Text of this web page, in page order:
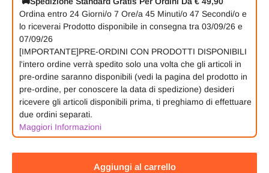
Ordina entro 24 Giorni/o 7 Ore/a 45 Minuti/o 46 Secondi/o e
lo riceverai Prodotto disponibile in consegna tra 03/09/26 e
07/09/26
[IMPORTANTE]PRE-ORDINI CON PRODOTTI DISPONIBILI
l'intero ordine verrà spedito solo una volta che gli articoli in
pre-ordine saranno disponibili (vedi la pagina del prodotto in
pre-ordine, per conoscere la data di spedizione) desideri
ricevere gli articoli disponibili prima, ti preghiamo di effettuare
due ordini separati.
Maggiori Informazioni
Aggiungi al carrello